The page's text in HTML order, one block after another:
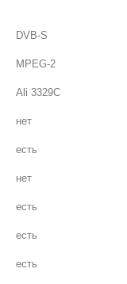
DVB-S
MPEG-2
Ali 3329C
нет
есть
нет
есть
есть
есть